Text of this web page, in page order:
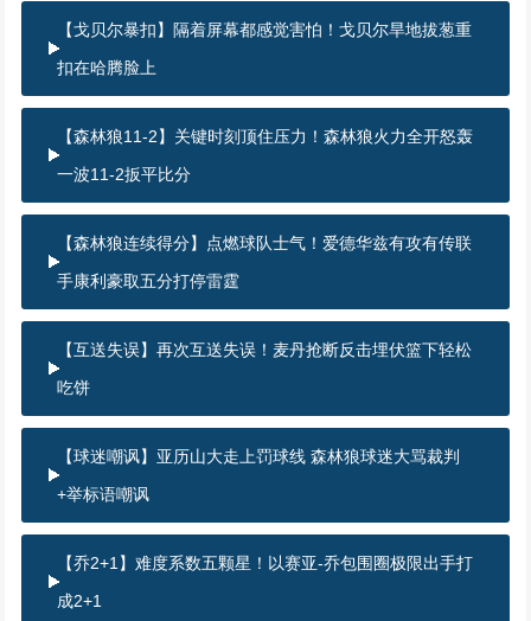
【戈贝尔暴扣】隔着屏幕都感觉害怕！戈贝尔旱地拔葱重
扣在哈腾脸上
【森林狼11-2】关键时刻顶住压力！森林狼火力全开怒轰
一波11-2扳平比分
【森林狼连续得分】点燃球队士气！爱德华兹有攻有传联
手康利豪取五分打停雷霆
【互送失误】再次互送失误！麦丹抢断反击埋伏篮下轻松
吃饼
【球迷嘲讽】亚历山大走上罚球线 森林狼球迷大骂裁判
+举标语嘲讽
【乔2+1】难度系数五颗星！以赛亚-乔包围圈极限出手打
成2+1